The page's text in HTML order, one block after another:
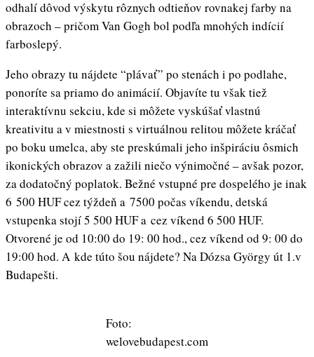
odhalí dôvod výskytu rôznych odtieňov rovnakej farby na
obrazoch – pričom Van Gogh bol podľa mnohých indícií
farboslepý.
Jeho obrazy tu nájdete “plávať” po stenách i po podlahe,
ponoríte sa priamo do animácií. Objavíte tu však tiež
interaktívnu sekciu, kde si môžete vyskúšať vlastnú
kreativitu a v miestnosti s virtuálnou relitou môžete kráčať
po boku umelca, aby ste preskúmali jeho inšpiráciu ôsmich
ikonických obrazov a zažili niečo výnimočné – avšak pozor,
za dodatočný poplatok. Bežné vstupné pre dospelého je inak
6 500 HUF cez týždeň a 7500 počas víkendu, detská
vstupenka stojí 5 500 HUF a cez víkend 6 500 HUF.
Otvorené je od 10:00 do 19: 00 hod., cez víkend od 9: 00 do
19:00 hod. A kde túto šou nájdete? Na Dózsa György út 1.v
Budapešti.
Foto:
welovebudapest.com